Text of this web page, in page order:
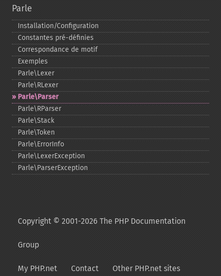
Parle
Installation/Configuration
Constantes pré-​définies
Correspondance de motif
Exemples
Parle\Lexer
Parle\RLexer
Parle\Parser
Parle\RParser
Parle\Stack
Parle\Token
Parle\ErrorInfo
Parle\LexerException
Parle\ParserException
Copyright © 2001-2026 The PHP Documentation
Group
My PHP.net Contact Other PHP.net sites